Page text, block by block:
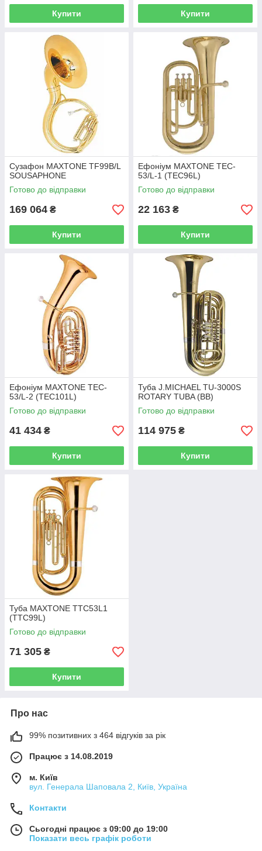
Купити Купити
Сузафон MAXTONE TF99B/L
SOUSAPHONE
Готово до відправки
169 064 ₴
Купити
Ефоніум MAXTONE TEC-
53/L-1 (TEC96L)
Готово до відправки
22 163 ₴
Купити
Ефоніум MAXTONE TEC-
53/L-2 (TEC101L)
Готово до відправки
41 434 ₴
Купити
Туба J.MICHAEL TU-3000S
ROTARY TUBA (BB)
Готово до відправки
114 975 ₴
Купити
Туба MAXTONE TTC53L1
(TTC99L)
Готово до відправки
71 305 ₴
Купити
Про нас
99% позитивних з 464 відгуків за рік
Працює з 14.08.2019
м. Київ
вул. Генерала Шаповала 2, Київ, Україна
Контакти
Сьогодні працює з 09:00 до 19:00
Показати весь графік роботи